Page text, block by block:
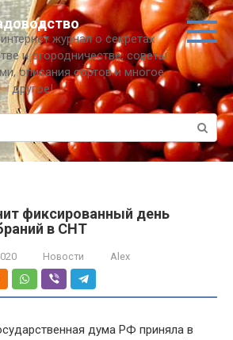
журнал о секретах
и огородничестве, советы
описания сортов и многое
другое!
фиксированный день
в СНТ
Новости Alex
дума РФ приняла в